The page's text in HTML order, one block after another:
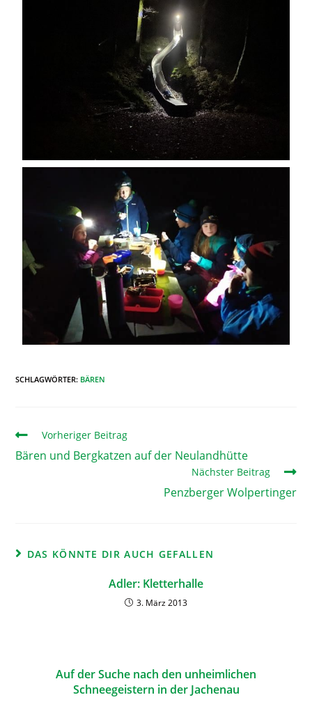
SCHLAGWÖRTER: BÄREN
Vorheriger Beitrag
Bären und Bergkatzen auf der Neulandhütte
Nächster Beitrag
Penzberger Wolpertinger
DAS KÖNNTE DIR AUCH GEFALLEN
Adler: Kletterhalle
3. März 2013
Auf der Suche nach den unheimlichen
Schneegeistern in der Jachenau